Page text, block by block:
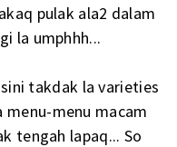
pulak ala2 dalam
la umphhh...
takdak la varieties
menu-menu macam
tengah lapaq... So